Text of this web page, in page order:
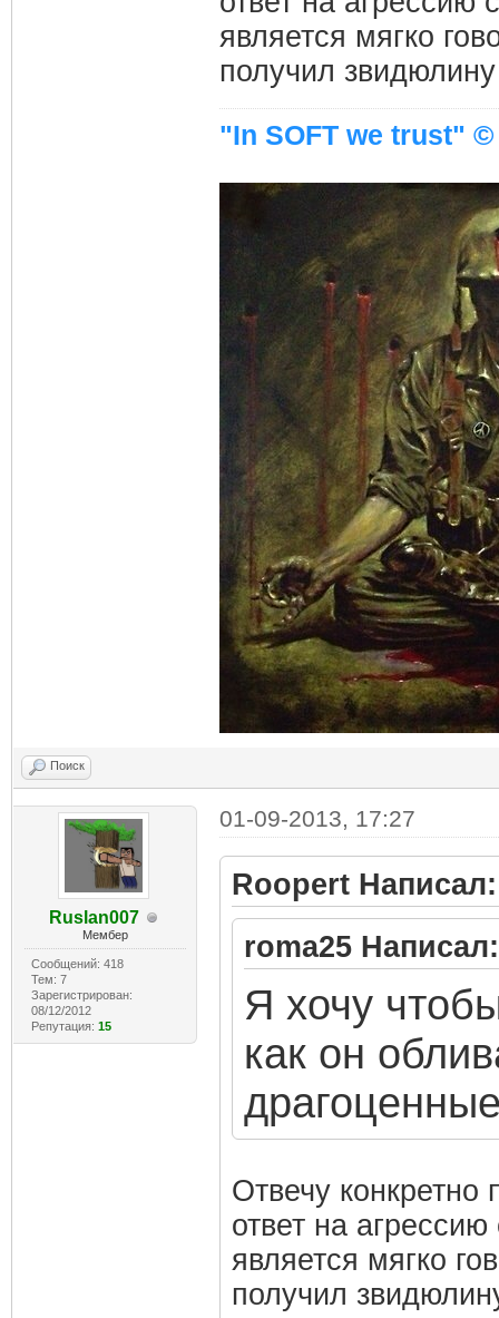
является мягко
получил
"In SOFT we trust" ©
Поиск
Ruslan007
Мембер
Сообщений: 418
Тем: 7
Зарегистрирован:
08/12/2012
Репутация: 15
01-09-2013, 17:27
Roopert Написал:
roma25 Написал:
Я хочу
как он
Отвечу
ответ на
является мягко
получил